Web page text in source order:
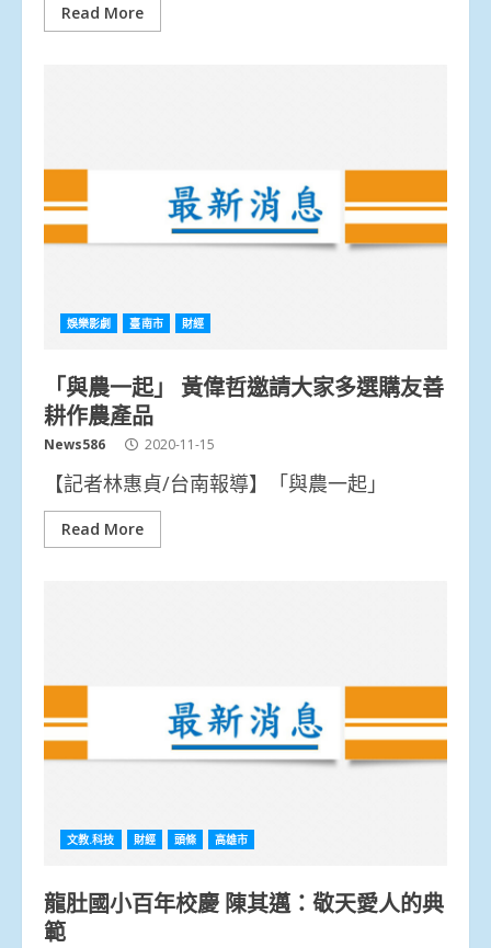
Read More
娛樂影劇 臺南市 財經
「與農一起」 黃偉哲邀請大家多選購友善
耕作農產品
News586 2020-11-15
【記者林惠貞/台南報導】「與農一起」
Read More
文教.科技 財經 頭條 高雄市
龍肚國小百年校慶 陳其邁：敬天愛人的典
範